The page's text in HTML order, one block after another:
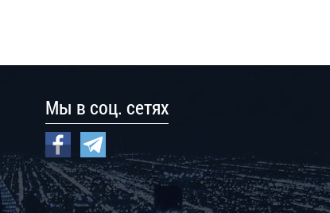
Мы в соц. сетях